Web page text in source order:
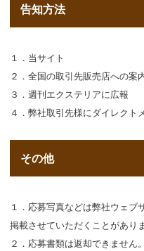
告知方法
１．当サイト
２．全国の取引先販売店への案
３．週刊エクステリアに広報
４．弊社取引先様にダイレクト
その他
１．応募写真などは弊社ウェブ
掲載させていただくことがありま
２．応募書類は返却できません